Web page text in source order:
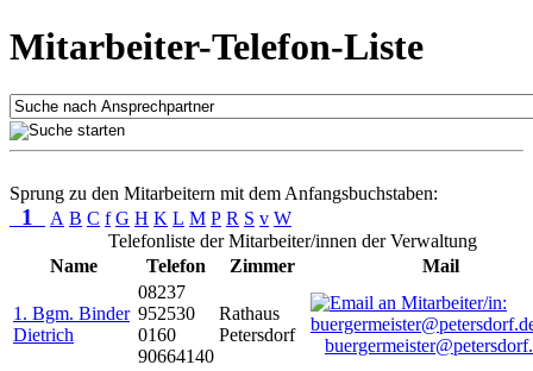
Mitarbeiter-Telefon-Liste
Sprung zu den Mitarbeitern mit dem Anfangsbuchstaben:
1 A B C f G H K L M P R S v W
Telefonliste der Mitarbeiter/innen der Verwaltung
Name
Telefon Zimmer Mail
1. Bgm. Binder
Dietrich
08237
952530
0160
90664140
Rathaus
Petersdorf